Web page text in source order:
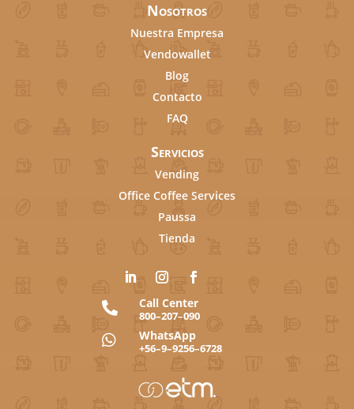
Nosotros
Nuestra Empresa
Vendowallet
Blog
Contacto
FAQ
Servicios
Vending
Office Coffee Services
Paussa
Tienda
 Call Center
800–207–090
 WhatsApp
+56–9–9256–6728